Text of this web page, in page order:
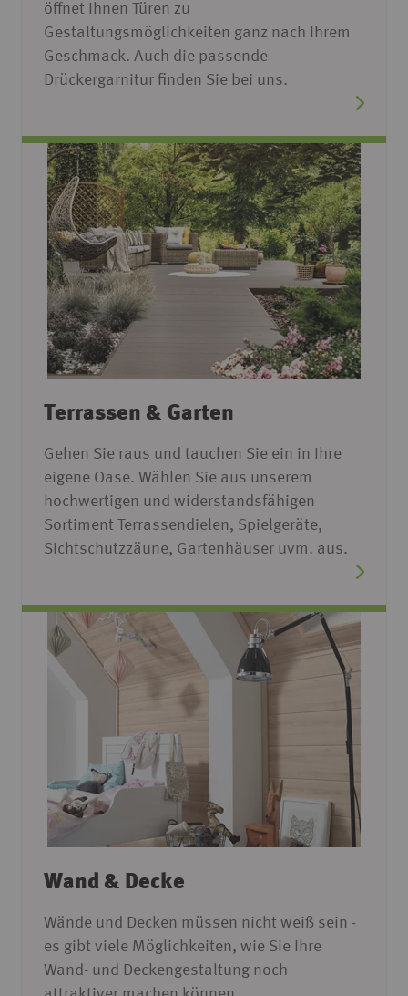
öffnet Ihnen Türen zu
Gestaltungsmöglichkeiten ganz nach Ihrem
Geschmack. Auch die passende
Drückergarnitur finden Sie bei uns.
Terrassen & Garten
Gehen Sie raus und tauchen Sie ein in Ihre
eigene Oase. Wählen Sie aus unserem
hochwertigen und widerstandsfähigen
Sortiment Terrassendielen, Spielgeräte,
Sichtschutzzäune, Gartenhäuser uvm. aus.
Wand & Decke
Wände und Decken müssen nicht weiß sein -
es gibt viele Möglichkeiten, wie Sie Ihre
Wand- und Deckengestaltung noch